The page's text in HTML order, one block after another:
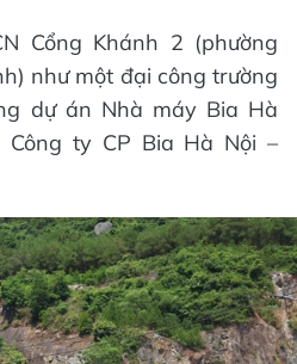
Cổng Khánh 2 (phường
như một đại công trường
dự án Nhà máy Bia Hà
Công ty CP Bia Hà Nội –